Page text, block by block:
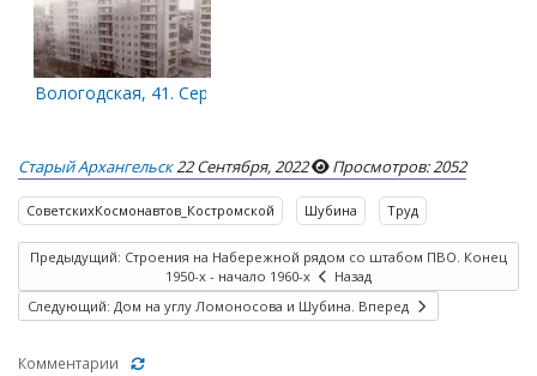
Вологодская, 41. Середина 80-х
Старый Архангельск22 Сентября, 2022 Просмотров: 2052
СоветскихКосмонавтов_Костромской Шубина Труд
Предыдущий: Строения на Набережной рядом со штабом ПВО. Конец
1950-х - начало 1960-х
Назад
Следующий: Дом на углу Ломоносова и Шубина. Вперед
Комментарии